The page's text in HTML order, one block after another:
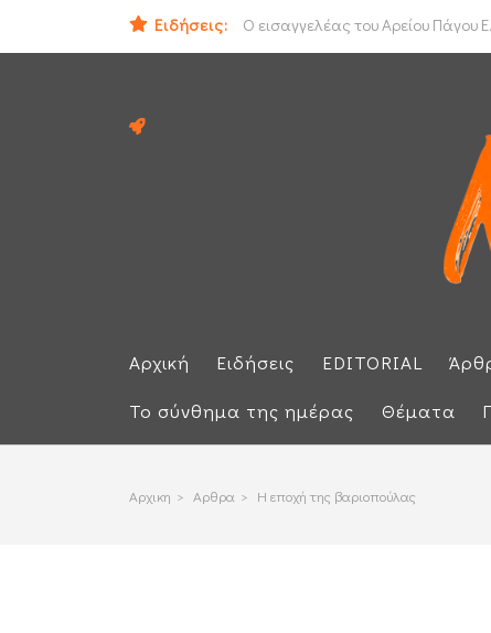
Ειδήσεις:
Ο εισαγγελέας του Αρείου Πάγου
ΟΟΣΑ: Στην τελευταία θέση η
Αρχική Ειδήσεις EDITORIAL
Το σύνθημα της ημέρας
Θέματα
Αρχικη > Αρθρα > Η εποχή της βαριοπούλας